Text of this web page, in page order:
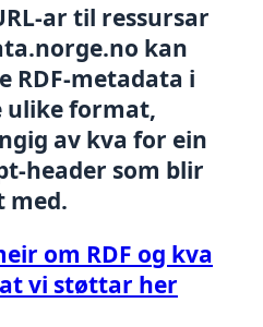
ar til ressursar
kan
RDF-metadata i
ulike format,
av kva for ein
header som blir
med.
om RDF og kva
vi støttar her